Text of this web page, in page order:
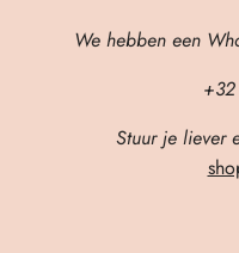
We hebben een
Stuur je liever